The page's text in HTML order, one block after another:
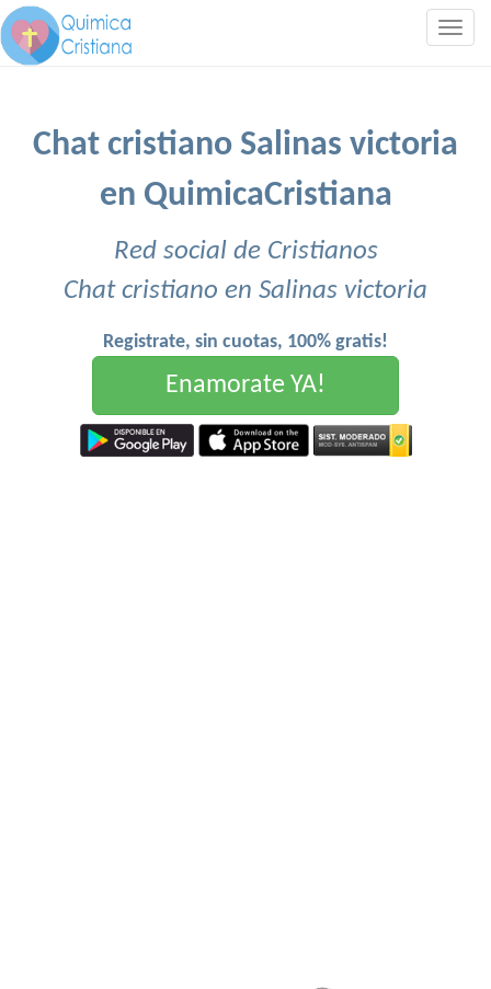
Chat cristiano Salinas victoria
en QuimicaCristiana
Red social de Cristianos
Chat cristiano en Salinas victoria
Registrate, sin cuotas, 100% gratis!
Enamorate YA!